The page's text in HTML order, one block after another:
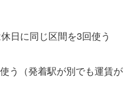
日に同じ区間を3回使う
う（発着駅が別でも運賃が